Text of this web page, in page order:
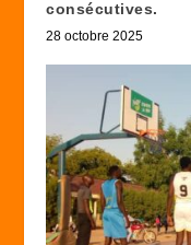
consécutives.
28 octobre 2025